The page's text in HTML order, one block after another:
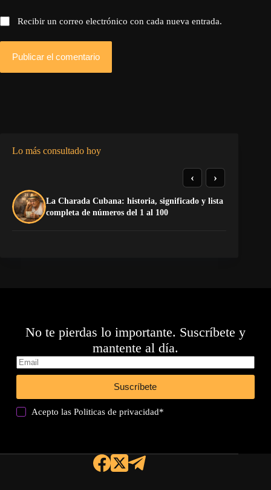
Recibir un correo electrónico con cada nueva entrada.
Publicar el comentario
Lo más consultado hoy
La Charada Cubana: historia, significado y lista
completa de números del 1 al 100
‹ ›
No te pierdas lo importante. Suscríbete y
mantente al día.
Suscríbete
Acepto lasPoliticas de privacidad*